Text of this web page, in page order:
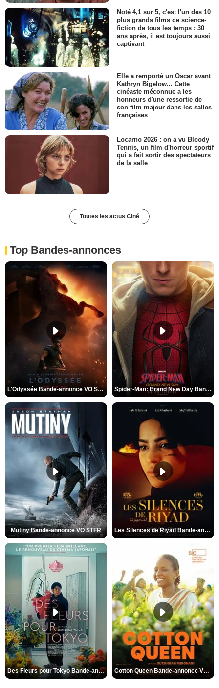
Noté 4,1 sur 5, c'est l'un des 10
plus grands films de science-
fiction de tous les temps : 30
ans après, il est toujours aussi
captivant
Elle a remporté un Oscar avant
Kathryn Bigelow... Cette
cinéaste méconnue a les
honneurs d'une ressortie de
son film majeur dans les salles
françaises
Locarno 2026 : on a vu Bloody
Tennis, un film d'horreur sportif
qui a fait sortir des spectateurs
de la salle
Toutes les actus Ciné
Top Bandes-annonces
L'Odyssée Bande-annonce VO STFR Spider-Man: Brand New Day Bande-annonce VO STFR
Mutiny Bande-annonce VO STFR Les Silences de Riyad Bande-annonce VO STFR
Des Fleurs pour Tokyo Bande-annonce VO STFR Cotton Queen Bande-annonce VO STFR